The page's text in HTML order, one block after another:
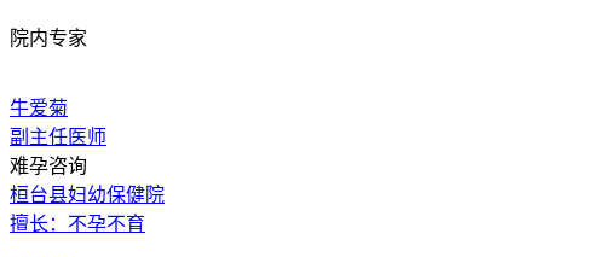
院内专家
牛爱菊
副主任医师
难孕咨询
桓台县妇幼保健院
擅长：不孕不育